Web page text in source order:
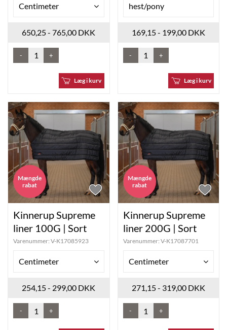
Centimeter
650,25 - 765,00 DKK
- +
Læg i kurv
hest/pony
169,15 - 199,00 DKK
- +
Læg i kurv
Mængde
rabat
Kinnerup Supreme
liner 100G | Sort
Varenummer: V-K17085923
Centimeter
254,15 - 299,00 DKK
- +
Mængde
rabat
Kinnerup Supreme
liner 200G | Sort
Varenummer: V-K17087701
Centimeter
271,15 - 319,00 DKK
- +